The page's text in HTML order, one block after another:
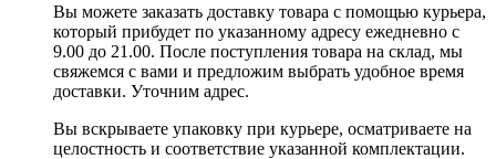
Вы можете заказать доставку товара с помощью курьера,
который прибудет по указанному адресу ежедневно с
9.00 до 21.00. После поступления товара на склад, мы
свяжемся с вами и предложим выбрать удобное время
доставки. Уточним адрес.
Вы вскрываете упаковку при курьере, осматриваете на
целостность и соответствие указанной комплектации.